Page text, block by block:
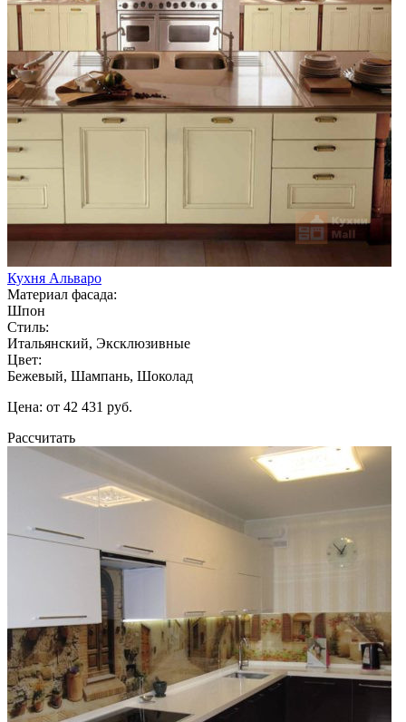
Кухня Альваро
Материал фасада:
Шпон
Стиль:
Итальянский, Эксклюзивные
Цвет:
Бежевый, Шампань, Шоколад
Цена: от 42 431 руб.
Рассчитать